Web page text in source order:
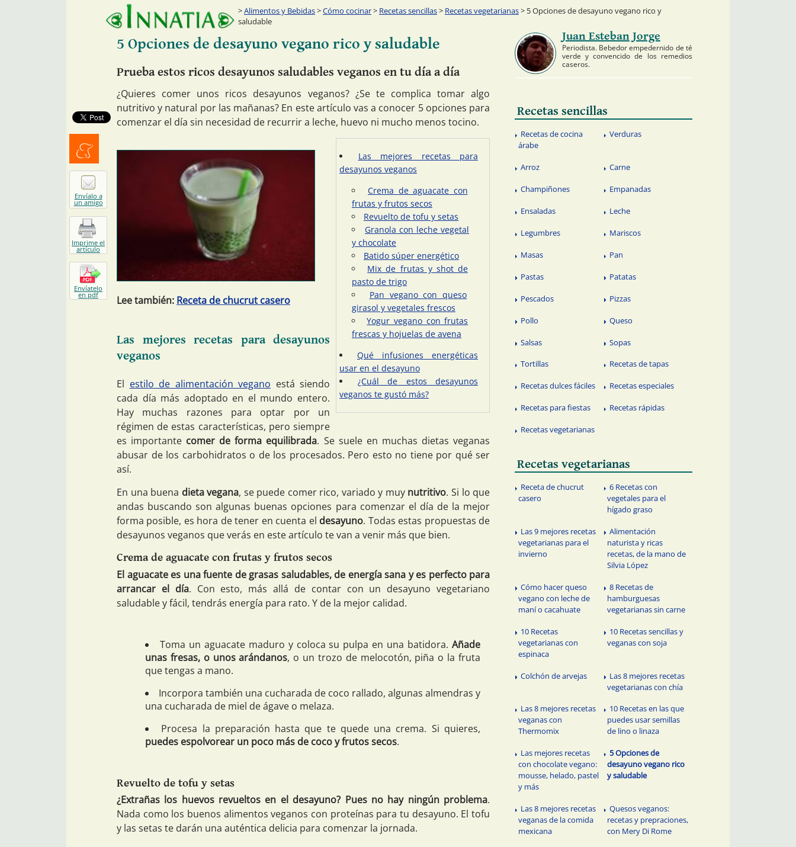
Alimentos y Bebidas>Cómo cocinar> Recetas sencillas> Recetas vegetarianas> 5 Opciones de desayuno vegano rico y
saludable
5 Opciones de desayuno vegano rico y saludable
Prueba estos ricos desayunos saludables veganos en tu día a día
¿Quieres comer unos ricos desayunos veganos? ¿Se te complica tomar algo
nutritivo y natural por las mañanas? En este artículo vas a conocer 5 opciones para
comenzar el día sin necesidad de recurrir a leche, huevo ni mucho menos tocino.
Las mejores recetas para
desayunos veganos
Crema de aguacate con
frutas y frutos secos
Revuelto de tofu y setas
Granola con leche vegetal
y chocolate
Batido súper energético
Mix de frutas y shot de
pasto de trigo
Pan vegano con queso
girasol y vegetales frescos
Yogur vegano con frutas
frescas y hojuelas de avena
Qué infusiones energéticas
usar en el desayuno
¿Cuál de estos desayunos
veganos te gustó más?
Lee también: Receta de chucrut casero
Las mejores recetas para desayunos
veganos
El estilo de alimentación vegano está siendo
cada día más adoptado en el mundo entero.
Hay muchas razones para optar por un
régimen de estas características, pero siempre
es importante comer de forma equilibrada. Se suele en muchas dietas veganas
abusar de los carbohidratos o de los procesados. Pero esto no tiene por qué ser
así.
En una buena dieta vegana, se puede comer rico, variado y muy nutritivo. Si lo que
andas buscando son algunas buenas opciones para comenzar el día de la mejor
forma posible, es hora de tener en cuenta el desayuno. Todas estas propuestas de
desayunos veganos que verás en este artículo te van a venir más que bien.
Crema de aguacate con frutas y frutos secos
El aguacate es una fuente de grasas saludables, de energía sana y es perfecto para
arrancar el día. Con esto, más allá de contar con un desayuno vegetariano
saludable y fácil, tendrás energía para rato. Y de la mejor calidad.
Toma un aguacate maduro y coloca su pulpa en una batidora.Añade
unas fresas, o unos arándanos, o un trozo de melocotón, piña o la fruta
que tengas a mano.
Incorpora también una cucharada de coco rallado, algunas almendras y
una cucharada de miel de ágave o melaza.
Procesa la preparación hasta que te quede una crema. Si quieres,
puedes espolvorear un poco más de coco y frutos secos.
Revuelto de tofu y setas
¿Extrañas los huevos revueltos en el desayuno? Pues no hay ningún problema.
Nada como los buenos alimentos veganos con proteínas para tu desayuno. El tofu
y las setas te darán una auténtica delicia para comenzar la jornada.
Juan Esteban Jorge
Periodista. Bebedor empedernido de té
verde y convencido de los remedios
caseros.
Recetas sencillas
Recetas de cocina
árabe
Verduras
Arroz Carne
Champiñones Empanadas
Ensaladas Leche
Legumbres Mariscos
Masas Pan
Pastas Patatas
Pescados Pizzas
Pollo Queso
Salsas Sopas
Tortillas Recetas de tapas
Recetas dulces fáciles Recetas especiales
Recetas para fiestas Recetas rápidas
Recetas vegetarianas
Recetas vegetarianas
Receta de chucrut
casero
6 Recetas con
vegetales para el
hígado graso
Las 9 mejores recetas
vegetarianas para el
invierno
Alimentación
naturista y ricas
recetas, de la mano de
Silvia López
Cómo hacer queso
vegano con leche de
maní o cacahuate
8 Recetas de
hamburguesas
vegetarianas sin carne
10 Recetas
vegetarianas con
espinaca
10 Recetas sencillas y
veganas con soja
Colchón de arvejas
Las 8 mejores recetas
vegetarianas con chía
Las 8 mejores recetas
veganas con
Thermomix
10 Recetas en las que
puedes usar semillas
de lino o linaza
Las mejores recetas
con chocolate vegano:
mousse, helado, pastel
y más
5 Opciones de
desayuno vegano rico
y saludable
Las 8 mejores recetas
veganas de la comida
mexicana
Quesos veganos:
recetas y prepraciones,
con Mery Di Rome
Menéalo
Envíalo a
un amigo
Imprime el
artículo
Envíatelo
en pdf